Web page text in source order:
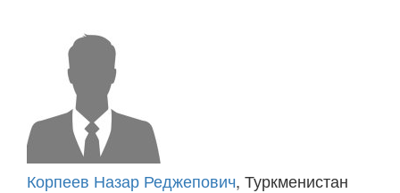
Корпеев Назар Реджепович, Туркменистан